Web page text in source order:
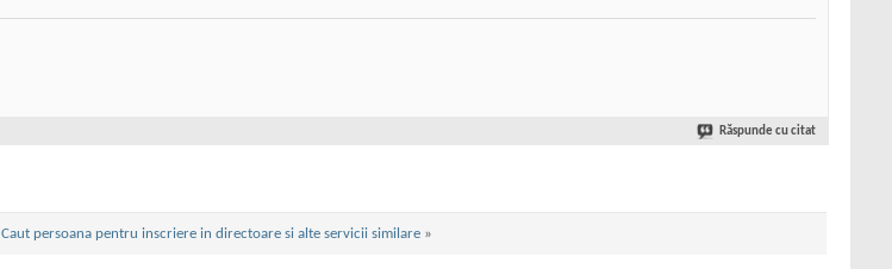
Răspunde cu citat
Caut persoana pentru inscriere in directoare si alte servicii similare »